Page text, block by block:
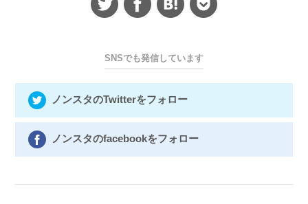
SNSでも発信しています
ノンスタのTwitterをフォロー
ノンスタのfacebookをフォロー